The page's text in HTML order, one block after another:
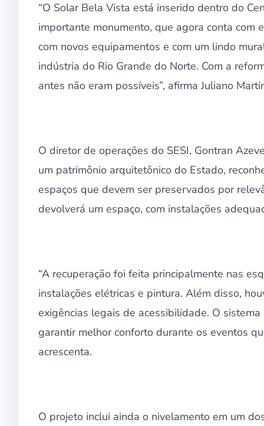
“O Solar Bela Vista está inserido dentro do
importante monumento, que agora conta
com novos equipamentos e com um lindo
indústria do Rio Grande do Norte. Com a
antes não eram possíveis”, afirma Juliano
O diretor de operações do SESI, Gontran
um patrimônio arquitetônico do Estado,
espaços que devem ser preservados por
devolverá um espaço, com instalações
“A recuperação foi feita principalmente nas
instalações elétricas e pintura. Além disso,
exigências legais de acessibilidade. O
garantir melhor conforto durante os eventos
acrescenta.
O projeto inclui ainda o nivelamento em um